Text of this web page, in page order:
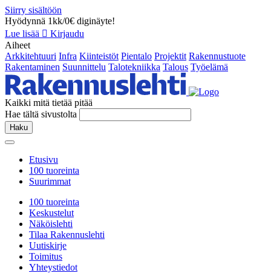
Siirry sisältöön
Hyödynnä 1kk/0€ diginäyte!
Lue lisää
Kirjaudu
Aiheet
Arkkitehtuuri Infra Kiinteistöt Pientalo Projektit Rakennustuote
Rakentaminen Suunnittelu Talotekniikka Talous Työelämä
Kaikki mitä tietää pitää
Hae tältä sivustolta
Haku
Etusivu
100 tuoreinta
Suurimmat
100 tuoreinta
Keskustelut
Näköislehti
Tilaa Rakennuslehti
Uutiskirje
Toimitus
Yhteystiedot